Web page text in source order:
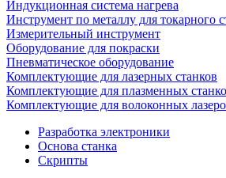
Индукционная система нагрева
Инструмент по металлу для токарного
Измерительный инструмент
Оборудование для покраски
Пневматическое оборудование
Комплектующие для лазерных станков
Комплектующие для плазменных
Комплектующие для волоконных
Разработка электроники
Основа станка
Скрипты